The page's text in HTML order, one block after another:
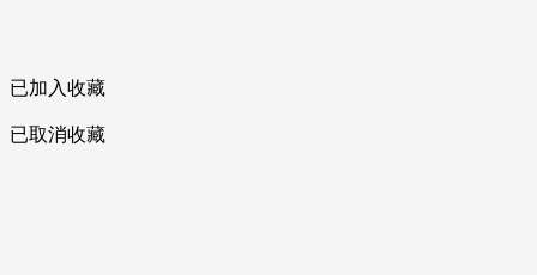
已加入收藏
已取消收藏